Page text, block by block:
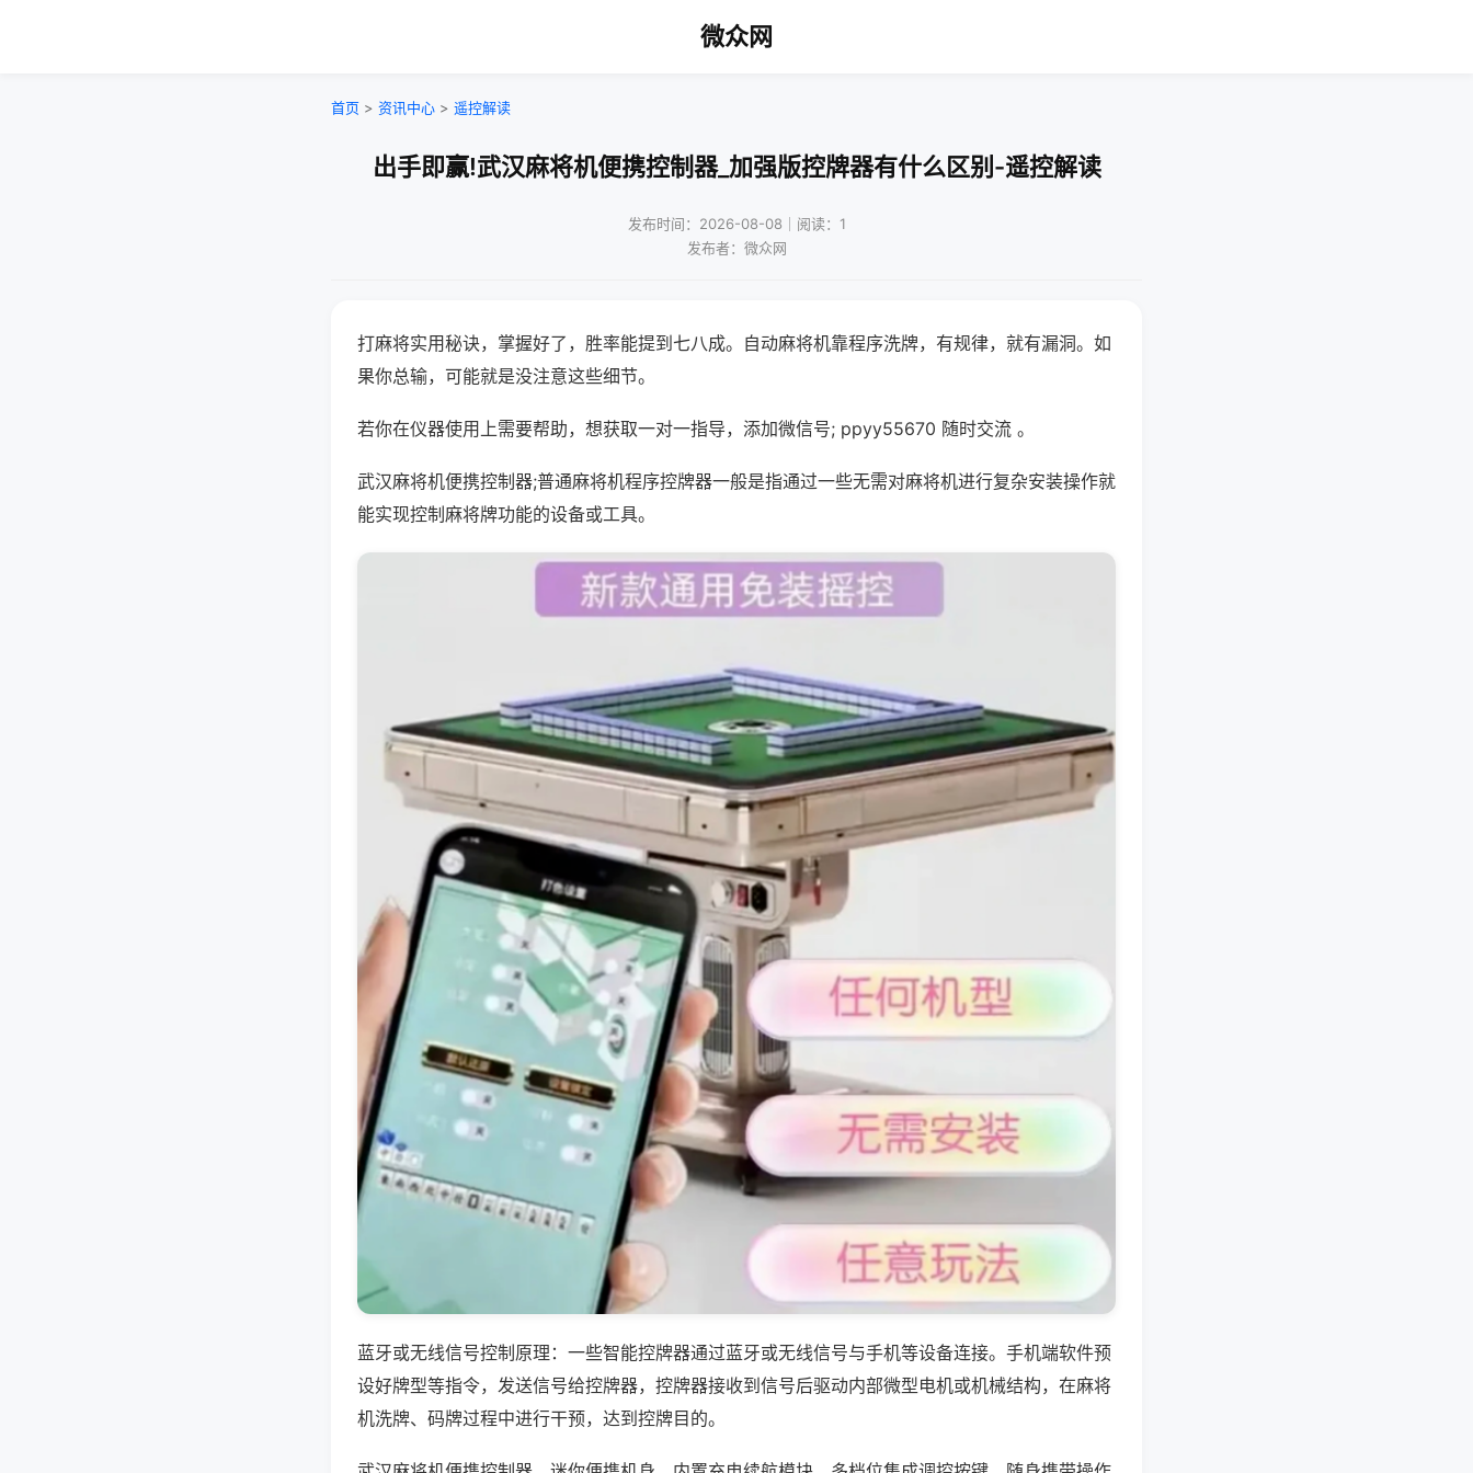
微众网
首页 > 资讯中心 > 遥控解读
出手即赢!武汉麻将机便携控制器_加强版控牌器有什么区别-遥控解读
发布时间：2026-08-08｜阅读：1
发布者：微众网
打麻将实用秘诀，掌握好了，胜率能提到七八成。自动麻将机靠程序洗牌，有规律，就有漏洞。如
果你总输，可能就是没注意这些细节。
若你在仪器使用上需要帮助，想获取一对一指导，添加微信号; ppyy55670 随时交流 。
武汉麻将机便携控制器;普通麻将机程序控牌器一般是指通过一些无需对麻将机进行复杂安装操作就
能实现控制麻将牌功能的设备或工具。
蓝牙或无线信号控制原理：一些智能控牌器通过蓝牙或无线信号与手机等设备连接。手机端软件预
设好牌型等指令，发送信号给控牌器，控牌器接收到信号后驱动内部微型电机或机械结构，在麻将
机洗牌、码牌过程中进行干预，达到控牌目的。